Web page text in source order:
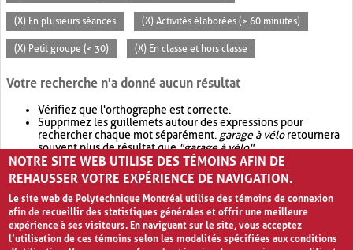
(X) En plusieurs séances (X) Activités élaborées (> 60 minutes)
(X) Petit groupe (< 30) (X) En classe et hors classe
Votre recherche n'a donné aucun résultat
Vérifiez que l'orthographe est correcte.
Supprimez les guillemets autour des expressions pour
rechercher chaque mot séparément. garage à véloretournera
souvent plus de résultat que"garage à vélo".
Envisagez d'élargir votre recherche avec OR.garage OR vélo
retournera souvent plus de résultat quegarage à vélo
NOTRE SITE WEB UTILISE DES TÉMOINS AFIN DE
REHAUSSER VOTRE EXPÉRIENCE DE NAVIGATION.
Le site web de Polytechnique Montréal utilise des témoins de connexion
afin de recueillir des statistiques générales et offrir une meilleure
expérience à ses visiteurs. En naviguant sur le site, vous acceptez
l’utilisation de ces témoins selon les modalités spécifiées aux conditions